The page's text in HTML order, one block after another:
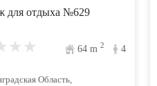
для отдыха №629
64m 2 4
Область,